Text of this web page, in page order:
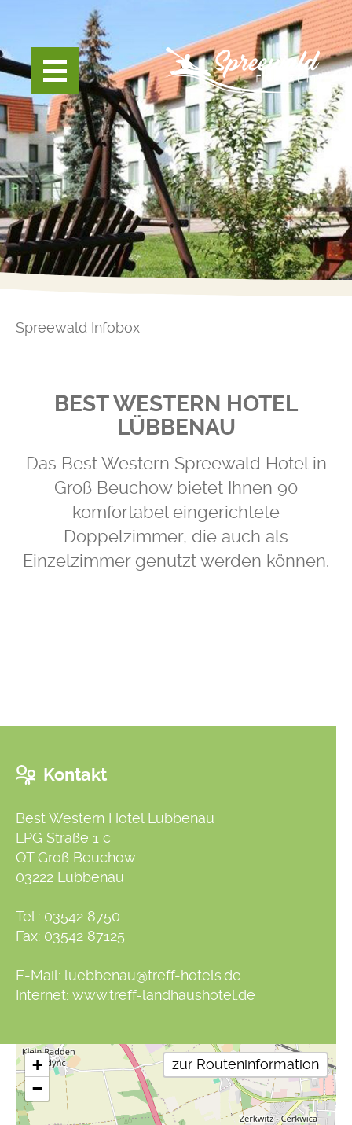
Spreewald Infobox
BEST WESTERN HOTEL
LÜBBENAU
Das Best Western Spreewald Hotel in
Groß Beuchow bietet Ihnen 90
komfortabel eingerichtete
Doppelzimmer, die auch als
Einzelzimmer genutzt werden können.
Kontakt
Best Western Hotel Lübbenau
LPG Straße 1 c
OT Groß Beuchow
03222 Lübbenau
Tel.: 03542 8750
Fax: 03542 87125
E-Mail: luebbenau@treff-hotels.de
Internet: www.treff-landhaushotel.de
zur Routeninformation
+
−